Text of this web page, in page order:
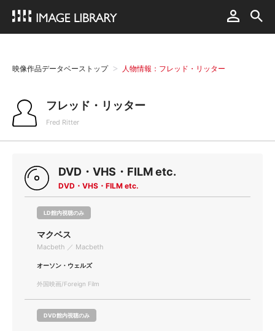
映像作品データベーストップ 人物情報：フレッド・リッター
フレッド・リッター
Fred Ritter
DVD・VHS・FILM etc.
DVD・VHS・FILM etc.
LD館内視聴のみ
マクベス
Macbeth ／ Macbeth
オーソン・ウェルズ
外国映画/Foreign Film
DVD館内視聴のみ